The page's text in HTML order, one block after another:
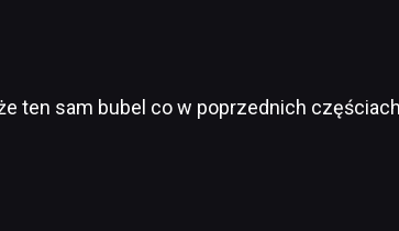
ten sam bubel co w poprzednich